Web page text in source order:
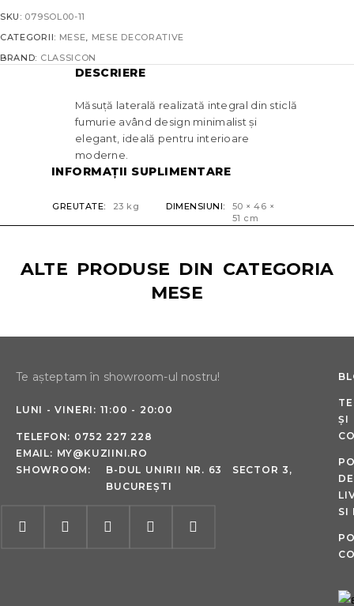
SKU: 079SOL00-11
CATEGORII: MESE, MESE DECORATIVE
BRAND: CLASSICON
DESCRIERE
Măsuță laterală realizată integral din sticlă
fumurie având design minimalist și
elegant, ideală pentru interioare
moderne.
INFORMAȚII SUPLIMENTARE
GREUTATE 23 kg DIMENSIUNI
50 × 46 ×
51 cm
ALTE PRODUSE DIN CATEGORIA
MESE
Te așteptam în showroom-ul nostru!
LUNI - VINERI: 11:00 - 20:00
TELEFON: 0752 227 228
EMAIL: MY@KUZIINI.RO
SHOWROOM:
B-DUL UNIRII NR. 63 SECTOR 3,
BUCUREȘTI
ȘI
DE
SI